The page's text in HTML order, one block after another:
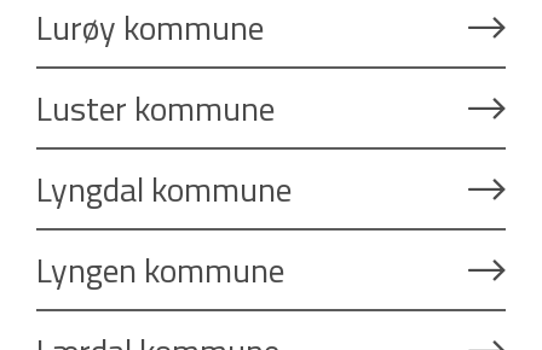
Lurøy kommune
Luster kommune
Lyngdal kommune
Lyngen kommune